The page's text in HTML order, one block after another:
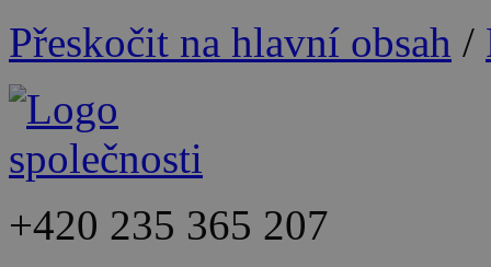
Přeskočit na hlavní obsah /
+420 235 365 207